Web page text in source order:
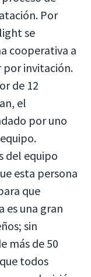
Por
se
cooperativa a
por invitación.
de 12
el
por uno
del equipo
esta persona
que
es una gran
sin
más de 50
todos